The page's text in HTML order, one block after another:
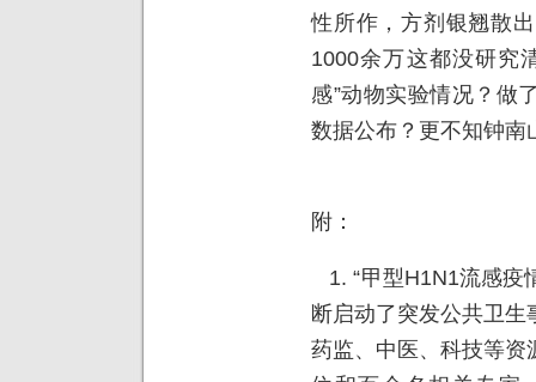
性所作，方剂银翘散
1000余万这都没研究
感”动物实验情况？做
数据公布？更不知钟南
附：
1. “甲型H1N1流感疫
断启动了突发公共卫
药监、中医、科技等资